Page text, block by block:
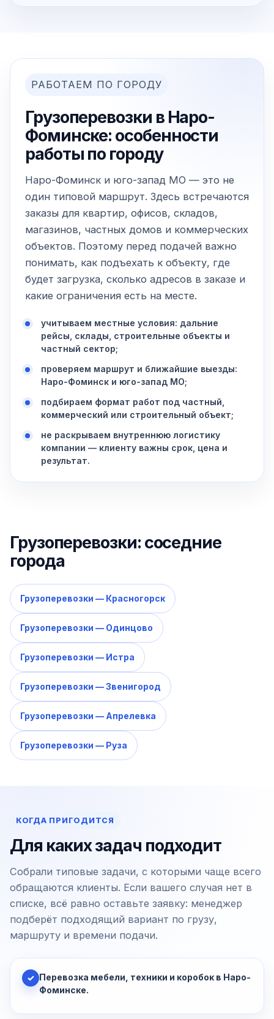
РАБОТАЕМ ПО ГОРОДУ
Грузоперевозки в Наро-
Фоминске: особенности
работы по городу
Наро-Фоминск и юго-запад МО — это не
один типовой маршрут. Здесь встречаются
заказы для квартир, офисов, складов,
магазинов, частных домов и коммерческих
объектов. Поэтому перед подачей важно
понимать, как подъехать к объекту, где
будет загрузка, сколько адресов в заказе и
какие ограничения есть на месте.
учитываем местные условия: дальние
рейсы, склады, строительные объекты и
частный сектор;
проверяем маршрут и ближайшие выезды:
Наро-Фоминск и юго-запад МО;
подбираем формат работ под частный,
коммерческий или строительный объект;
не раскрываем внутреннюю логистику
компании — клиенту важны срок, цена и
результат.
Грузоперевозки: соседние
города
Грузоперевозки — Красногорск
Грузоперевозки — Одинцово
Грузоперевозки — Истра
Грузоперевозки — Звенигород
Грузоперевозки — Апрелевка
Грузоперевозки — Руза
КОГДА ПРИГОДИТСЯ
Для каких задач подходит
Собрали типовые задачи, с которыми чаще всего
обращаются клиенты. Если вашего случая нет в
списке, всё равно оставьте заявку: менеджер
подберёт подходящий вариант по грузу,
маршруту и времени подачи.
✓ Перевозка мебели, техники и коробок в Наро-
Фоминске.